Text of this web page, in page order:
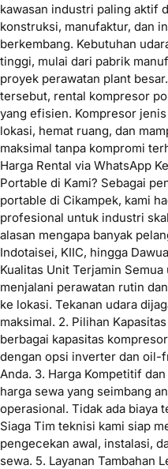
kawasan industri paling aktif
konstruksi, manufaktur, dan
berkembang. Kebutuhan
tinggi, mulai dari pabrik
proyek perawatan plant
tersebut, rental kompresor
yang efisien. Kompresor
lokasi, hemat ruang, dan
maksimal tanpa kompromi
Harga Rental via WhatsApp
Portable di Kami? Sebagai
portable di Cikampek, kami
profesional untuk industri
alasan mengapa banyak
Indotaisei, KIIC, hingga
Kualitas Unit Terjamin
menjalani perawatan rutin
ke lokasi. Tekanan udara
maksimal. 2. Pilihan
berbagai kapasitas
dengan opsi inverter dan oil-
Anda. 3. Harga Kompetitif
harga sewa yang seimbang
operasional. Tidak ada biaya
Siaga Tim teknisi kami siap
pengecekan awal, instalasi,
sewa. 5. Layanan Tambahan